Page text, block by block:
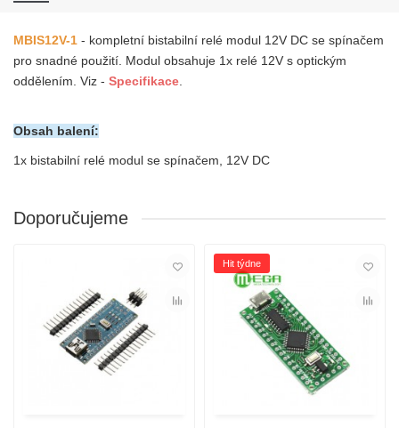
MBIS12V-1 - kompletní bistabilní relé modul 12V DC se spínačem
pro snadné použití. Modul obsahuje 1x relé 12V s optickým
oddělením. Viz - Specifikace.
Obsah balení:
1x bistabilní relé modul se spínačem, 12V DC
Doporučujeme
Hit týdne